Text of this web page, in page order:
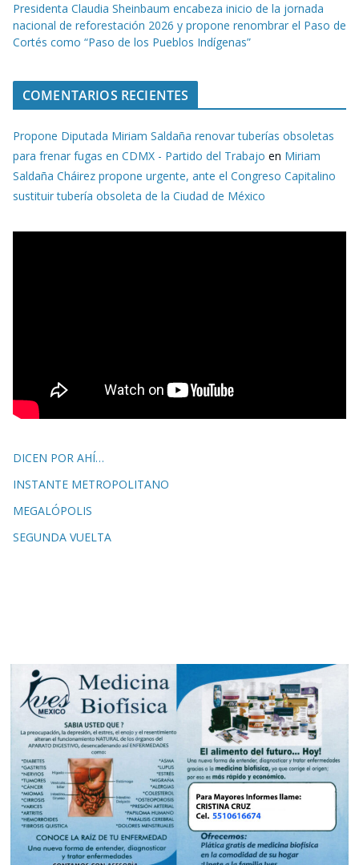
Presidenta Claudia Sheinbaum encabeza inicio de la jornada
nacional de reforestación 2026 y propone renombrar el Paso de
Cortés como “Paso de los Pueblos Indígenas”
COMENTARIOS RECIENTES
Propone Diputada Miriam Saldaña renovar tuberías obsoletas
para frenar fugas en CDMX - Partido del Trabajo en Miriam
Saldaña Cháirez propone urgente, ante el Congreso Capitalino
sustituir tubería obsoleta de la Ciudad de México
DICEN POR AHÍ…
INSTANTE METROPOLITANO
MEGALÓPOLIS
SEGUNDA VUELTA